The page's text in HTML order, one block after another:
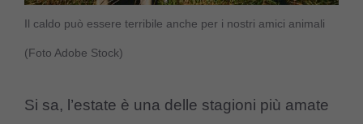
Il caldo può essere terribile anche per i nostri amici animali
(Foto Adobe Stock)
Si sa, l’estate è una delle stagioni più amate